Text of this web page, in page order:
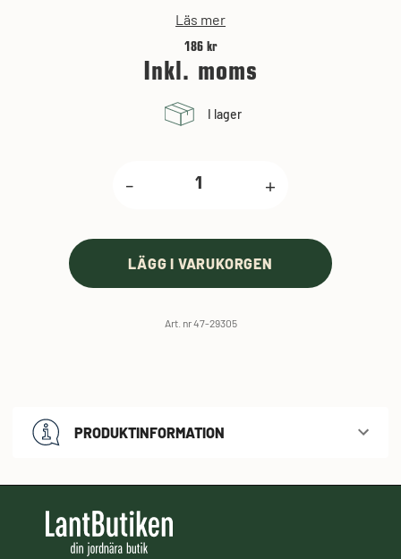
Läs mer
186 kr
Inkl. moms
I lager
- +
LÄGG I VARUKORGEN
Art. nr 47-29305
PRODUKTINFORMATION